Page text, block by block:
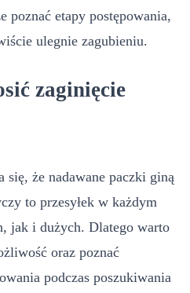
poznać etapy postępowania,
ulegnie zagubieniu.
zaginięcie
się, że nadawane paczki giną
to przesyłek w każdym
jak i dużych. Dlatego warto
oraz poznać
podczas poszukiwania